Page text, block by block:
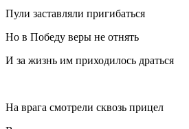
Пули заставляли пригибаться
Но в Победу веры не отнять
И за жизнь им приходилось драться
На врага смотрели сквозь прицел